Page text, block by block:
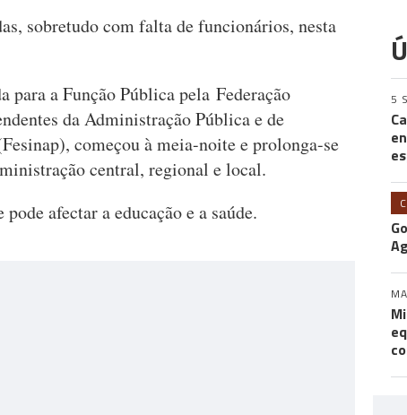
sobretudo com falta de funcionários, nesta
para a Função Pública pela Federação
da Administração Pública e de
começou à meia-noite e prolonga-se
central, regional e local.
afectar a educação e a saúde.
5